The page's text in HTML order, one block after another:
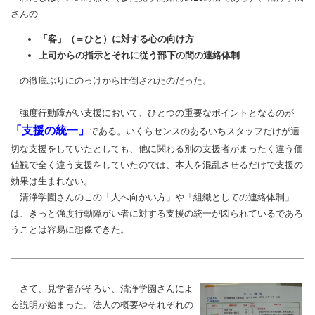
さんの
「客」（＝ひと）に対する心の向け方
上司からの指示とそれに従う部下の間の連絡体制
の徹底ぶりにのっけから圧倒されたのだった。
強度行動障がい支援において、ひとつの重要なポイントとなるのが
「支援の統一」 である。いくらセンスのあるいちスタッフだけが適
切な支援をしていたとしても、他に関わる別の支援者がまったく違う価
値観で全く違う支援をしていたのでは、本人を混乱させるだけで支援の
効果は生まれない。
清浄学園さんのこの「人へ向かい方」や「組織としての連絡体制」
は、きっと強度行動障がい者に対する支援の統一が図られているであろ
うことは容易に想像できた。
さて、見学者がそろい、清浄学園さんによ
る説明が始まった。法人の概要やそれぞれの